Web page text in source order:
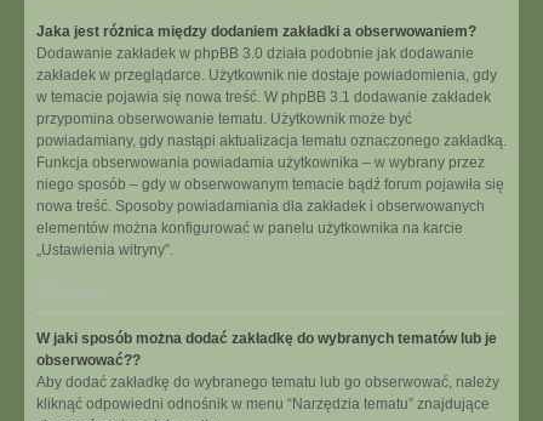
Jaka jest różnica między dodaniem zakładki a obserwowaniem?
Dodawanie zakładek w phpBB 3.0 działa podobnie jak dodawanie
zakładek w przeglądarce. Użytkownik nie dostaje powiadomienia, gdy
w temacie pojawia się nowa treść. W phpBB 3.1 dodawanie zakładek
przypomina obserwowanie tematu. Użytkownik może być
powiadamiany, gdy nastąpi aktualizacja tematu oznaczonego zakładką.
Funkcja obserwowania powiadamia użytkownika – w wybrany przez
niego sposób – gdy w obserwowanym temacie bądź forum pojawiła się
nowa treść. Sposoby powiadamiania dla zakładek i obserwowanych
elementów można konfigurować w panelu użytkownika na karcie
„Ustawienia witryny”.
Na górę
W jaki sposób można dodać zakładkę do wybranych tematów lub je
obserwować??
Aby dodać zakładkę do wybranego tematu lub go obserwować, należy
kliknąć odpowiedni odnośnik w menu “Narzędzia tematu” znajdujące